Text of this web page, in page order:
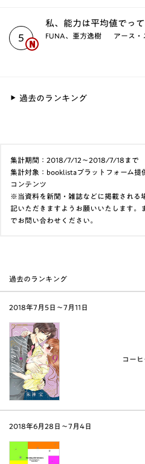
5
私、能力は平均値でっ
FUNA、亜方逸樹 アース・
過去のランキング
集計期間：2018/7/12～2018/7/18まで
集計対象：booklistaプラットフォーム提
コンテンツ
※当資料を新聞・雑誌などに掲載される
記いただきますようお願いいたします。
でお問い合わせください。
過去のランキング
2018年7月5日〜7月11日
コー
2018年6月28日〜7月4日